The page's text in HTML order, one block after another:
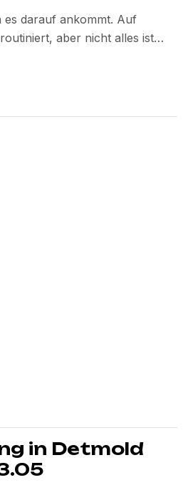
es darauf ankommt. Auf
aber nicht alles ist
Hitze oder ein Sturz. Genau
in Detmold